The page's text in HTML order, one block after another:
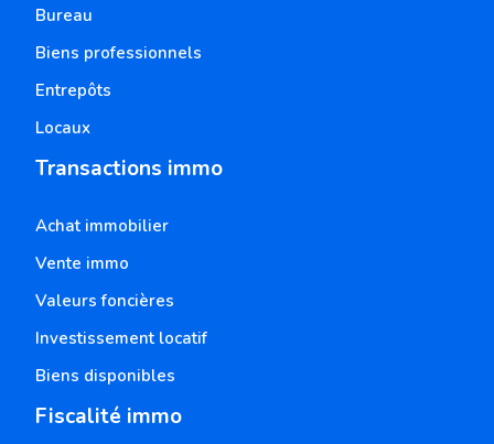
Bureau
Biens professionnels
Entrepôts
Locaux
Transactions immo
Achat immobilier
Vente immo
Valeurs foncières
Investissement locatif
Biens disponibles
Fiscalité immo